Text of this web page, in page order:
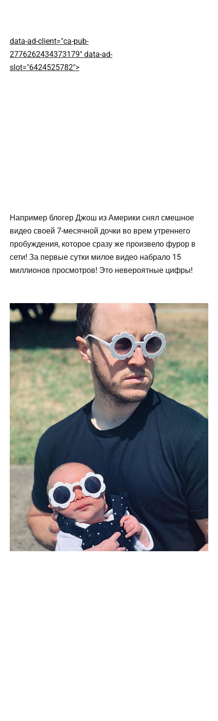
data-ad-client="ca-pub-
2776262434373179" data-ad-
slot="6424525782">
Например блогер Джош из Америки снял смешное
видео своей 7-месячной дочки во врем утреннего
пробуждения, которое сразу же произвело фурор в
сети! За первые сутки милое видео набрало 15
миллионов просмотров! Это невероятные цифры!